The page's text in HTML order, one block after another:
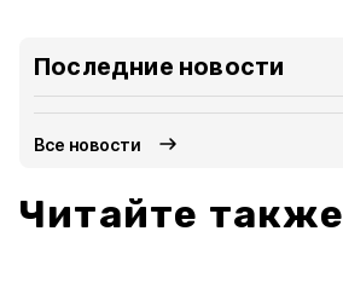
Последние новости
Все новости
Читайте также